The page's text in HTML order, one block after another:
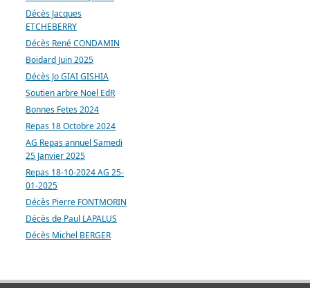
Décès Jacques
ETCHEBERRY
Décès René CONDAMIN
Boidard Juin 2025
Décès Jo GIAI GISHIA
Soutien arbre Noel EdR
Bonnes Fetes 2024
Repas 18 Octobre 2024
AG Repas annuel Samedi
25 Janvier 2025
Repas 18-10-2024 AG 25-
01-2025
Décès Pierre FONTMORIN
Décès de Paul LAPALUS
Décès Michel BERGER